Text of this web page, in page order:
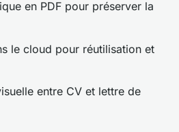
en PDF pour préserver la
le cloud pour réutilisation et
entre CV et lettre de